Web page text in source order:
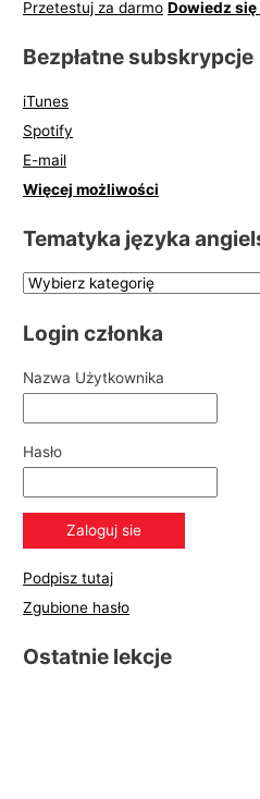
Przetestuj za darmo Dowiedz się
Bezpłatne subskrypcje
iTunes
Spotify
E-mail
Więcej możliwości
Tematyka języka
Login członka
Nazwa Użytkownika
Hasło
Podpisz tutaj
Zgubione hasło
Ostatnie lekcje